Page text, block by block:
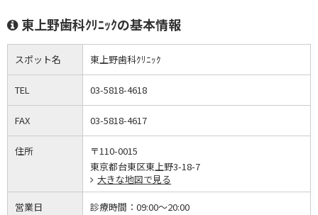
東上野歯科ｸﾘﾆｯｸの基本情報
スポット名 東上野歯科ｸﾘﾆｯｸ
TEL 03-5818-4618
FAX 03-5818-4617
住所
〒110-0015
東京都台東区東上野3-18-7
大きな地図で見る
営業日 診療時間： 09:00～20:00